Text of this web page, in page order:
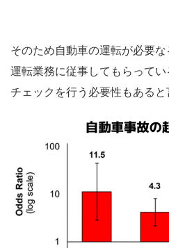
そのため自動車の運転が必要な
運転業務に従事してもらって
チェックを行う必要性もあると